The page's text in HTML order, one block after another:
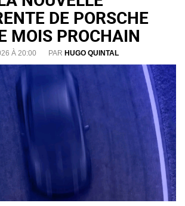
DE PORSCHE
MOIS PROCHAIN
À 20:00 PAR HUGO QUINTAL